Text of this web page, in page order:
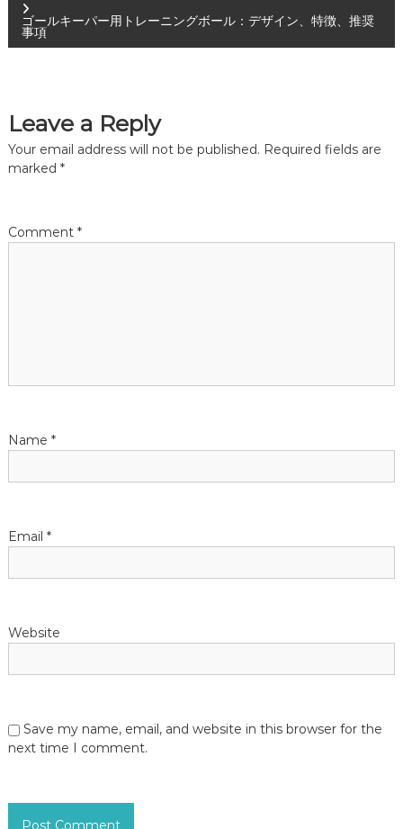
o
n
v
t
i
ゴールキーパー用トレーニングボール：デザイン、特徴、推奨
事項
Leave a Reply
Your email address will not be published. Required fields are
marked *
Comment *
Name *
Email *
Website
Save my name, email, and website in this browser for the
next time I comment.